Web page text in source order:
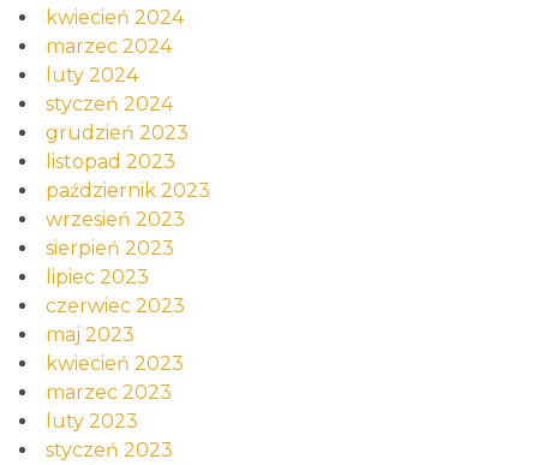
kwiecień 2024
marzec 2024
luty 2024
styczeń 2024
grudzień 2023
listopad 2023
październik 2023
wrzesień 2023
sierpień 2023
lipiec 2023
czerwiec 2023
maj 2023
kwiecień 2023
marzec 2023
luty 2023
styczeń 2023